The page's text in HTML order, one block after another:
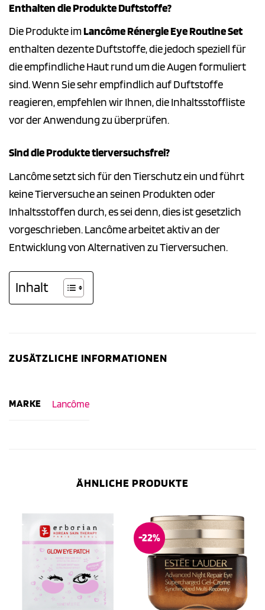
Enthalten die Produkte Duftstoffe?
Die Produkte imLancôme Rénergie Eye Routine Set
enthalten dezente Duftstoffe, die jedoch speziell für
die empfindliche Haut rund um die Augen formuliert
sind. Wenn Sie sehr empfindlich auf Duftstoffe
reagieren, empfehlen wir Ihnen, die Inhaltsstoffliste
vor der Anwendung zu überprüfen.
Sind die Produkte tierversuchsfrei?
Lancôme setzt sich für den Tierschutz ein und führt
keine Tierversuche an seinen Produkten oder
Inhaltsstoffen durch, es sei denn, dies ist gesetzlich
vorgeschrieben. Lancôme arbeitet aktiv an der
Entwicklung von Alternativen zu Tierversuchen.
Inhalt
ZUSÄTZLICHE INFORMATIONEN
MARKE Lancôme
ÄHNLICHE PRODUKTE
-22%